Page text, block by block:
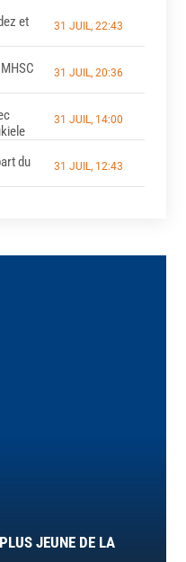
et
31 JUIL, 22:43
31 JUIL, 20:36
31 JUIL, 14:00
du
31 JUIL, 12:43
JEUNE DE LA